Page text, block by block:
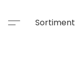
Sortiment